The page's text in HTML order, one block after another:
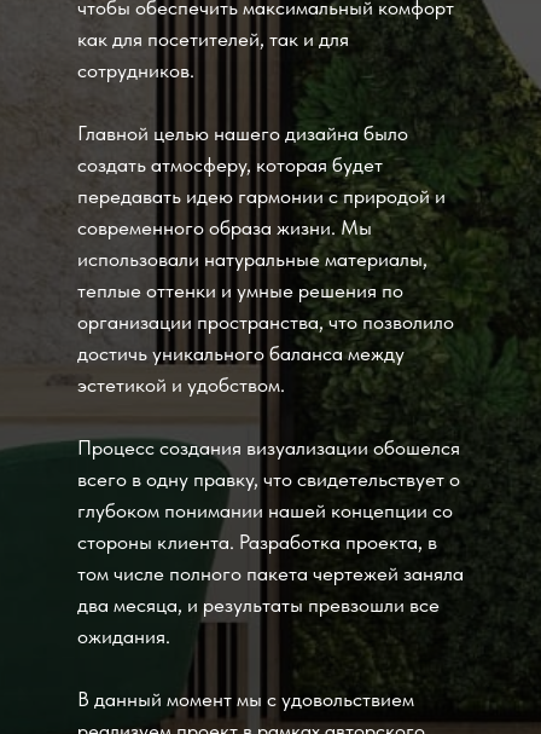
чтобы обеспечить максимальный комфорт
как для посетителей, так и для
сотрудников.
Главной целью нашего дизайна было
создать атмосферу, которая будет
передавать идею гармонии с природой и
современного образа жизни. Мы
использовали натуральные материалы,
теплые оттенки и умные решения по
организации пространства, что позволило
достичь уникального баланса между
эстетикой и удобством.
Процесс создания визуализации обошелся
всего в одну правку, что свидетельствует о
глубоком понимании нашей концепции со
стороны клиента. Разработка проекта, в
том числе полного пакета чертежей заняла
два месяца, и результаты превзошли все
ожидания.
В данный момент мы с удовольствием